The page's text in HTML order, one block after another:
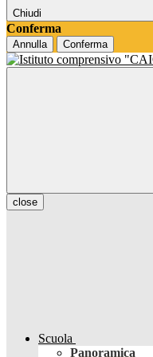
Chiudi
Conferma
Annulla Conferma
close
Scuola
Panoramica